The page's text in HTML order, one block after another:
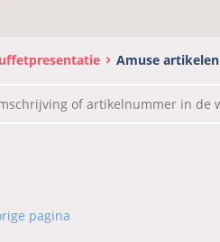
Amuse artikelen
pagina